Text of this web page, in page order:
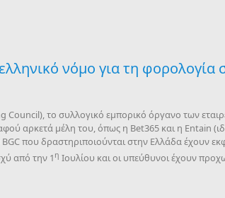
νόμο για τη φορολογία
Council), το συλλογικό εμπορικό όργανο των
αρκετά μέλη του, όπως η Bet365 και η Entain
που δραστηριποιούνται στην Ελλάδα έχουν
από την 1 η Ιουλίου και οι υπεύθυνοι έχουν